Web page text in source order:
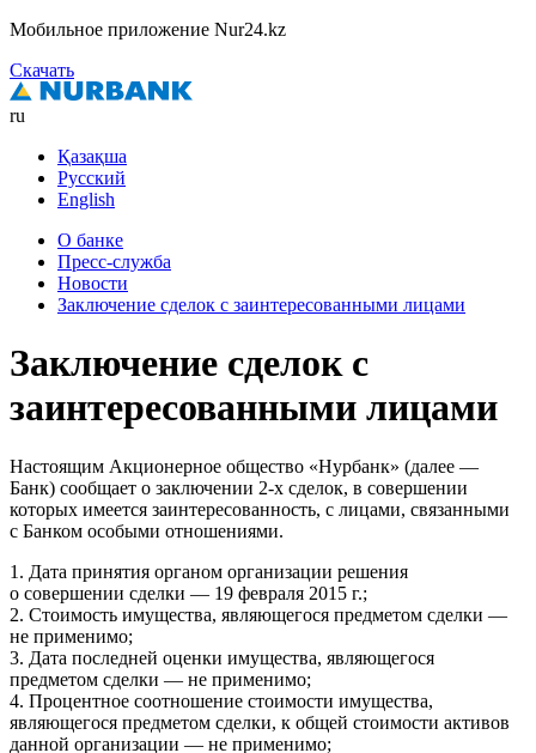
Мобильное приложение Nur24.kz
Скачать
ru
Қазақша
Русский
English
О банке
Пресс-служба
Новости
Заключение сделок с заинтересованными лицами
Заключение сделок с
заинтересованными лицами
Настоящим Акционерное общество «Нурбанк» (далее —
Банк) сообщает о заключении 2-х сделок, в совершении
которых имеется заинтересованность, с лицами, связанными
с Банком особыми отношениями.
1. Дата принятия органом организации решения
о совершении сделки — 19 февраля 2015 г.;
2. Стоимость имущества, являющегося предметом сделки —
не применимо;
3. Дата последней оценки имущества, являющегося
предметом сделки — не применимо;
4. Процентное соотношение стоимости имущества,
являющегося предметом сделки, к общей стоимости активов
данной организации — не применимо;